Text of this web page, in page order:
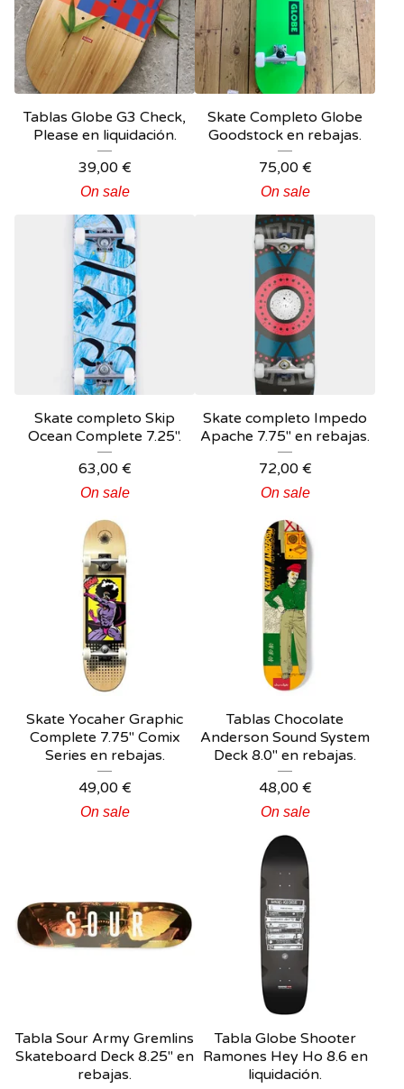
Tablas Globe G3 Check,
Please en liquidación.
39,00 €
On sale
Skate Completo Globe
Goodstock en rebajas.
75,00 €
On sale
Skate completo Skip
Ocean Complete 7.25".
63,00 €
On sale
Skate completo Impedo
Apache 7.75" en rebajas.
72,00 €
On sale
Skate Yocaher Graphic
Complete 7.75" Comix
Series en rebajas.
49,00 €
On sale
Tablas Chocolate
Anderson Sound System
Deck 8.0" en rebajas.
48,00 €
On sale
Tabla Sour Army Gremlins
Skateboard Deck 8.25" en
rebajas.
Tabla Globe Shooter
Ramones Hey Ho 8.6 en
liquidación.